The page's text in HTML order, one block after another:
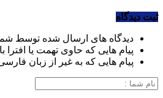
ثبت دیدگاه
دیدگاه های ارسال شده توسط
پیام هایی که حاوی تهمت یا
پیام هایی که به غیر از زبان